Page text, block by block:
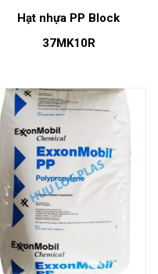
Hạt nhựa PP Block
37MK10R